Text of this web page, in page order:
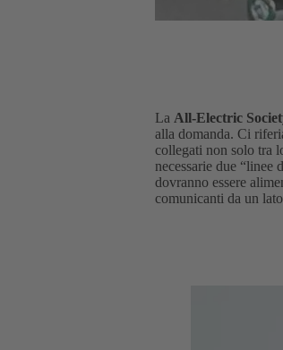
La All-Electric
alla domanda. Ci
collegati non solo tra
necessarie due “linee
dovranno essere
comunicanti da un